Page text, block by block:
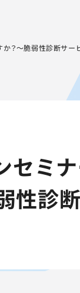
？～脆弱性診断サー
セミ
性診